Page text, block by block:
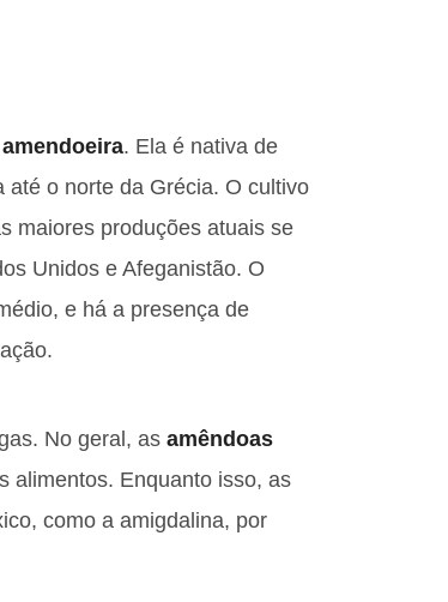
amendoeira. Ela é nativa de
até o norte da Grécia. O cultivo
maiores produções atuais se
Unidos e Afeganistão. O
e há a presença de
No geral, as amêndoas
alimentos. Enquanto isso, as
como a amigdalina, por